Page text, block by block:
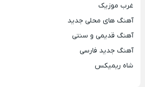
غرب موزیک
آهنگ های محلی جدید
آهنگ قدیمی و سنتی
آهنگ جدید فارسی
شاه ریمیکس